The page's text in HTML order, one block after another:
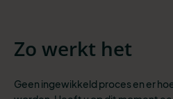
Zo werkt het
Geen ingewikkeld proces en er